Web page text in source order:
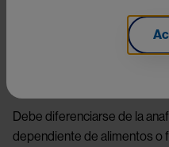
Es bastante frecuente:
adolescentes y adultos
Debe diferenciarse de la
dependiente de alimentos o